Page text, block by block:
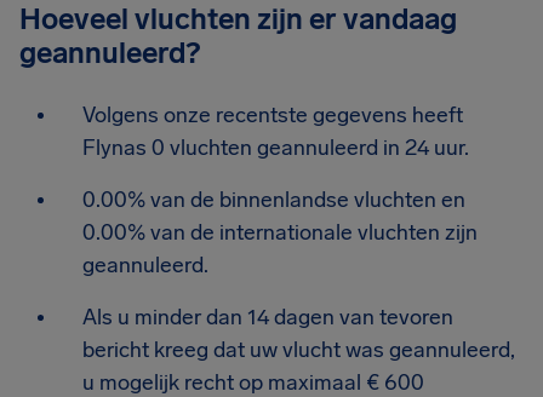
Hoeveel vluchten zijn er vandaag
geannuleerd?
Volgens onze recentste gegevens heeft
Flynas 0 vluchten geannuleerd in 24 uur.
0.00% van de binnenlandse vluchten en
0.00% van de internationale vluchten zijn
geannuleerd.
Als u minder dan 14 dagen van tevoren
bericht kreeg dat uw vlucht was geannuleerd,
u mogelijk recht op maximaal € 600